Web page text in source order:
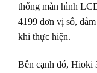
thống màn hình
4199 đơn vị số,
khi thực hiện.
Bên cạnh đó, Hioki